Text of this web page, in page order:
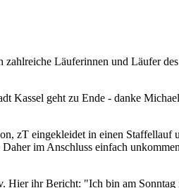
Läuferinnen und Läufer
Kassel geht zu Ende - danke
zT eingekleidet in einen Staffellauf
im Anschluss einfach
Hier ihr Bericht: "Ich bin am